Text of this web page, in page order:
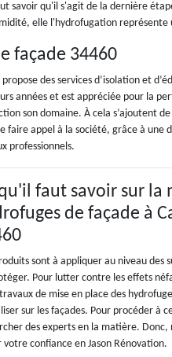
savoir qu'il s'agit de la dernière
elle l'hydrofugation
façade 34460
des services d’isolation et
années et est appréciée pour la
son domaine. À cela s’ajoutent
appel à la société, grâce à une
professionnels.
faut savoir sur la
de façade à
sont à appliquer au niveau des
Pour lutter contre les effets
de mise en place des
sur les façades. Pour procéder à
des experts en la matière. Donc,
votre confiance en Jason Rénovation.